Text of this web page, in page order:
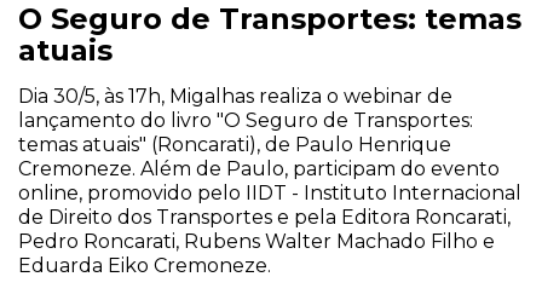
O Seguro de Transportes: temas
atuais
Dia 30/5, às 17h, Migalhas realiza o webinar de
lançamento do livro "O Seguro de Transportes:
temas atuais" (Roncarati), de Paulo Henrique
Cremoneze. Além de Paulo, participam do evento
online, promovido pelo IIDT - Instituto Internacional
de Direito dos Transportes e pela Editora Roncarati,
Pedro Roncarati, Rubens Walter Machado Filho e
Eduarda Eiko Cremoneze.